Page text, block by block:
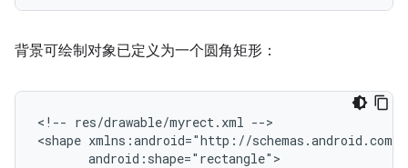
背景可绘制对象已定义为一个圆角矩形：
<!-- res/drawable/myrect.xml -->
<shape